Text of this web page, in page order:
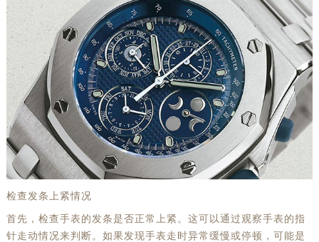
检查发条上紧情况
首先，检查手表的发条是否正常上紧。这可以通过观察手表的指
针走动情况来判断。如果发现手表走时异常缓慢或停顿，可能是